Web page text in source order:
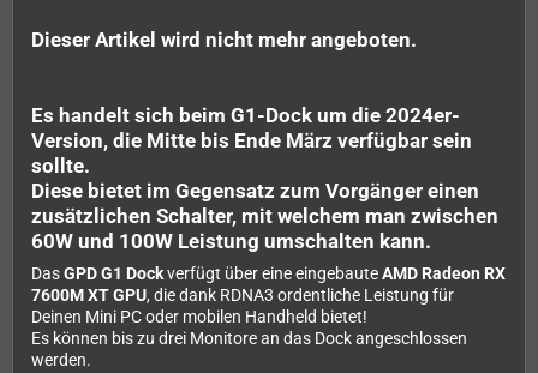
Dieser Artikel wird nicht mehr angeboten.
Es handelt sich beim G1-Dock um die 2024er-
Version, die Mitte bis Ende März verfügbar sein
sollte.
Diese bietet im Gegensatz zum Vorgänger einen
zusätzlichen Schalter, mit welchem man zwischen
60W und 100W Leistung umschalten kann.
DasGPD G1 Dockverfügt über eine eingebauteAMD Radeon RX
7600M XT GPU, die dank RDNA3 ordentliche Leistung für
Deinen Mini PC oder mobilen Handheld bietet!
Es können bis zu drei Monitore an das Dock angeschlossen
werden.